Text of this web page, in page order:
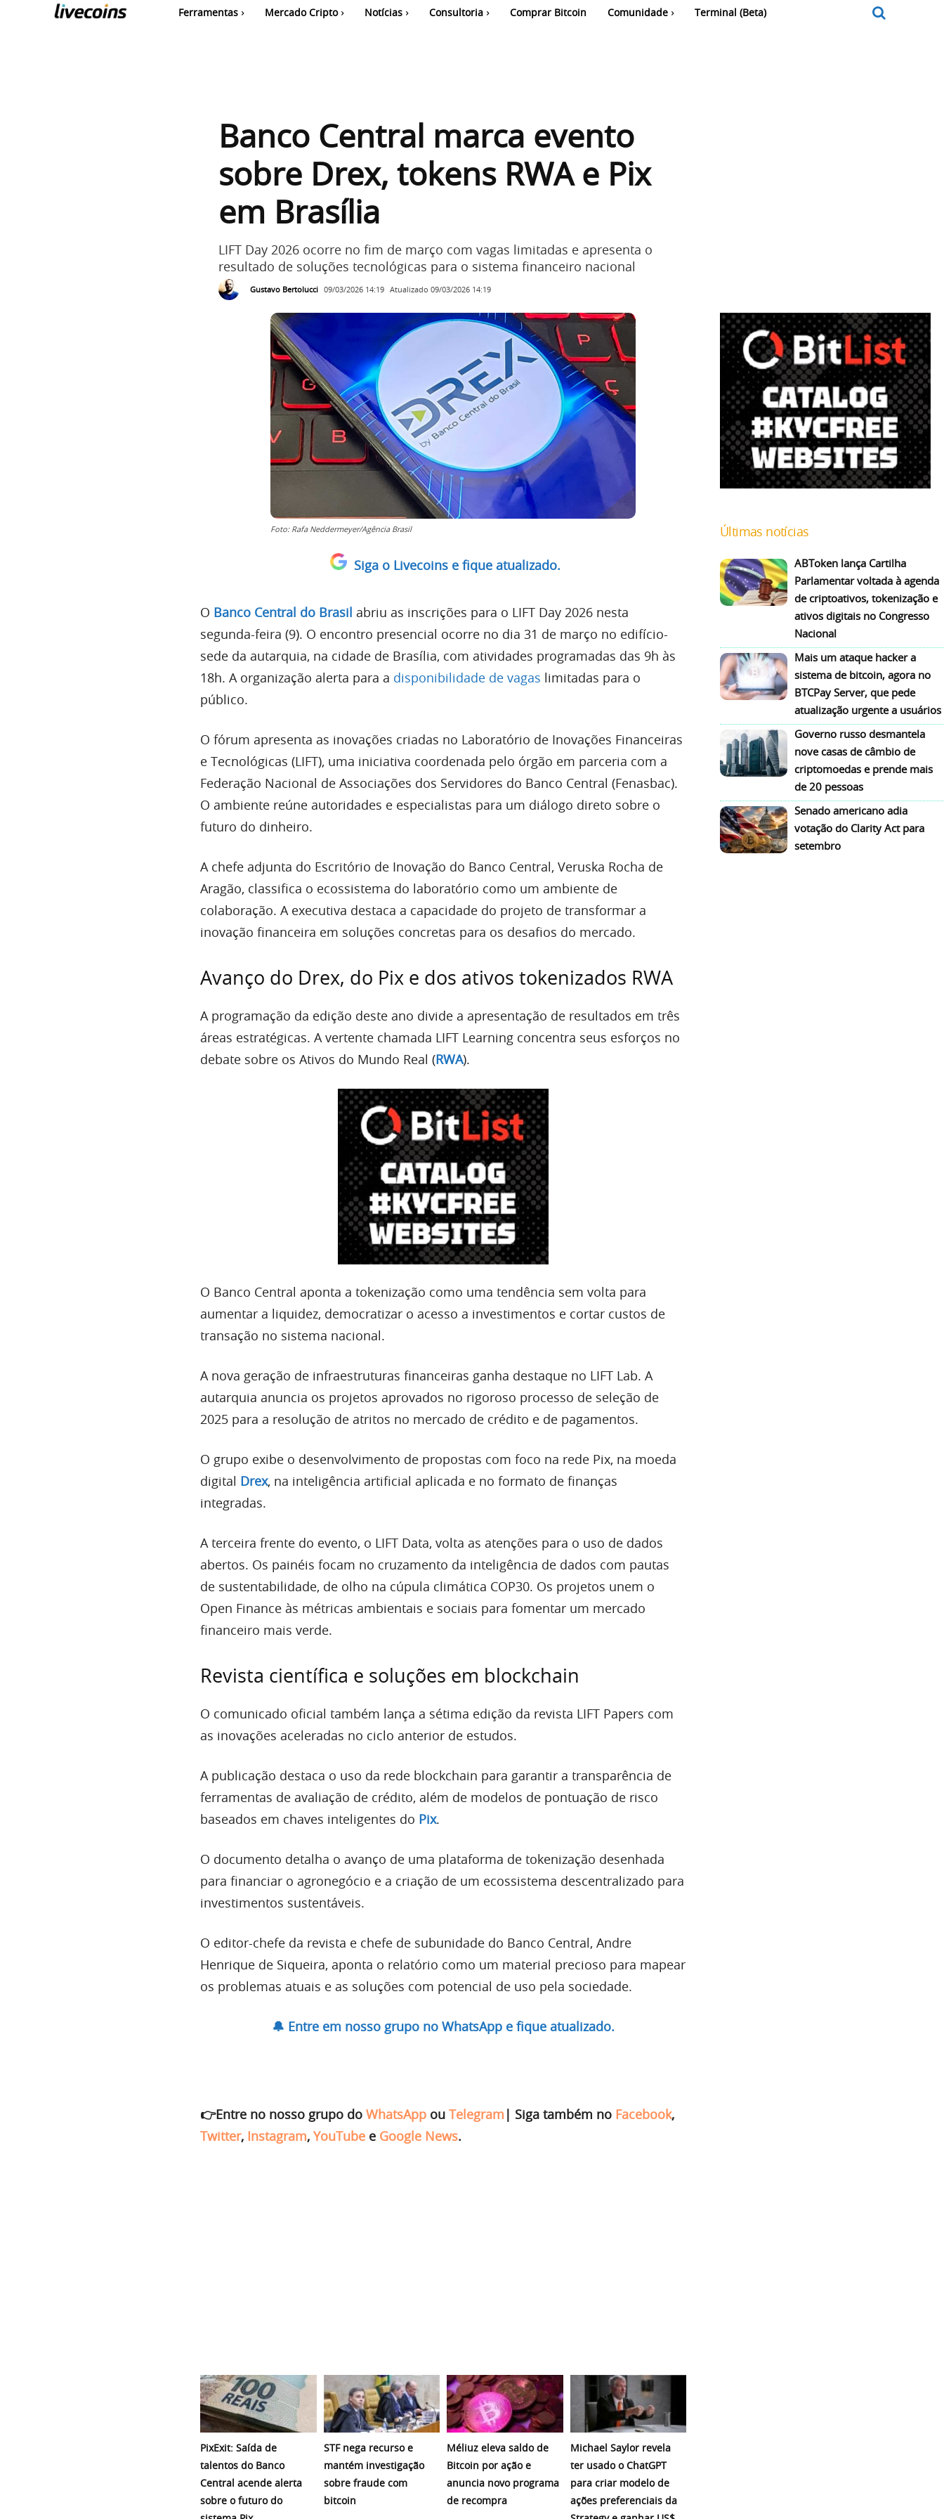
Ferramentas Mercado Cripto Notícias Consultoria Comprar Bitcoin Comunidade Terminal (Beta)
Banco Central marca evento
sobre Drex, tokens RWA e Pix
em Brasília
LIFT Day 2026 ocorre no fim de março com vagas limitadas e apresenta o
resultado de soluções tecnológicas para o sistema financeiro nacional
Gustavo Bertolucci 09/03/2026 14:19 Atualizado 09/03/2026 14:19
Foto: Rafa Neddermeyer/Agência Brasil
Siga o Livecoins e fique atualizado.
O Banco Central do Brasil abriu as inscrições para o LIFT Day 2026 nesta
segunda-feira (9). O encontro presencial ocorre no dia 31 de março no edifício-
sede da autarquia, na cidade de Brasília, com atividades programadas das 9h às
18h. A organização alerta para a disponibilidade de vagas limitadas para o
público.
O fórum apresenta as inovações criadas no Laboratório de Inovações Financeiras
e Tecnológicas (LIFT), uma iniciativa coordenada pelo órgão em parceria com a
Federação Nacional de Associações dos Servidores do Banco Central (Fenasbac).
O ambiente reúne autoridades e especialistas para um diálogo direto sobre o
futuro do dinheiro.
A chefe adjunta do Escritório de Inovação do Banco Central, Veruska Rocha de
Aragão, classifica o ecossistema do laboratório como um ambiente de
colaboração. A executiva destaca a capacidade do projeto de transformar a
inovação financeira em soluções concretas para os desafios do mercado.
Avanço do Drex, do Pix e dos ativos tokenizados RWA
A programação da edição deste ano divide a apresentação de resultados em três
áreas estratégicas. A vertente chamada LIFT Learning concentra seus esforços no
debate sobre os Ativos do Mundo Real (RWA).
O Banco Central aponta a tokenização como uma tendência sem volta para
aumentar a liquidez, democratizar o acesso a investimentos e cortar custos de
transação no sistema nacional.
A nova geração de infraestruturas financeiras ganha destaque no LIFT Lab. A
autarquia anuncia os projetos aprovados no rigoroso processo de seleção de
2025 para a resolução de atritos no mercado de crédito e de pagamentos.
O grupo exibe o desenvolvimento de propostas com foco na rede Pix, na moeda
digital Drex, na inteligência artificial aplicada e no formato de finanças
integradas.
A terceira frente do evento, o LIFT Data, volta as atenções para o uso de dados
abertos. Os painéis focam no cruzamento da inteligência de dados com pautas
de sustentabilidade, de olho na cúpula climática COP30. Os projetos unem o
Open Finance às métricas ambientais e sociais para fomentar um mercado
financeiro mais verde.
Revista científica e soluções em blockchain
O comunicado oficial também lança a sétima edição da revista LIFT Papers com
as inovações aceleradas no ciclo anterior de estudos.
A publicação destaca o uso da rede blockchain para garantir a transparência de
ferramentas de avaliação de crédito, além de modelos de pontuação de risco
baseados em chaves inteligentes do Pix.
O documento detalha o avanço de uma plataforma de tokenização desenhada
para financiar o agronegócio e a criação de um ecossistema descentralizado para
investimentos sustentáveis.
O editor-chefe da revista e chefe de subunidade do Banco Central, Andre
Henrique de Siqueira, aponta o relatório como um material precioso para mapear
os problemas atuais e as soluções com potencial de uso pela sociedade.
🔔 Entre em nosso grupo no WhatsApp e fique atualizado.
👉Entre no nosso grupo do WhatsApp ou Telegram | Siga também no Facebook,
Twitter, Instagram, YouTube e Google News.
PixExit: Saída de
talentos do Banco
Central acende alerta
sobre o futuro do
STF nega recurso e
mantém investigação
sobre fraude com
bitcoin
Méliuz eleva saldo de
Bitcoin por ação e
anuncia novo programa
de recompra
Michael Saylor revela
ter usado o ChatGPT
para criar modelo de
ações preferenciais da
Últimas notícias
ABToken lança Cartilha
Parlamentar voltada à agenda
de criptoativos, tokenização e
ativos digitais no Congresso
Nacional
Mais um ataque hacker a
sistema de bitcoin, agora no
BTCPay Server, que pede
atualização urgente a usuários
Governo russo desmantela
nove casas de câmbio de
criptomoedas e prende mais
de 20 pessoas
Senado americano adia
votação do Clarity Act para
setembro